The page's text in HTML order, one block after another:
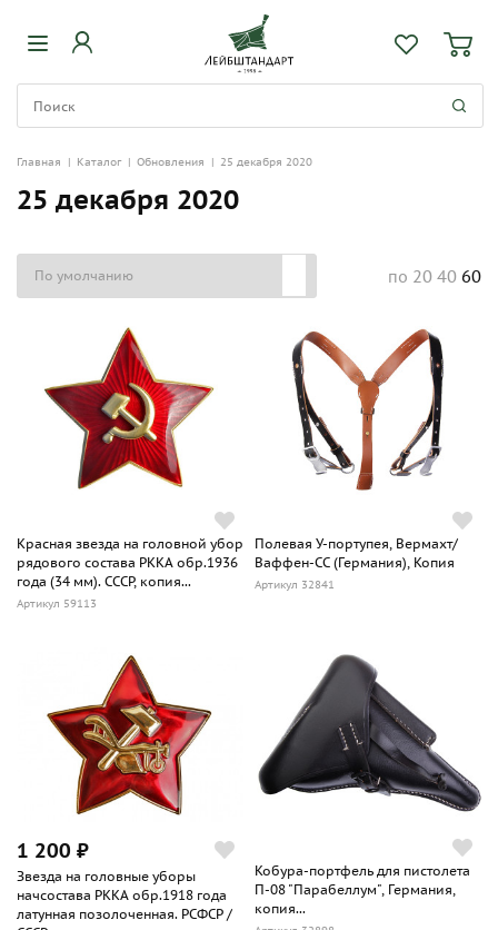
Главная | Каталог | Обновления | 25 декабря 2020
25 декабря 2020
по 20 40 60
Красная звезда на головной убор
рядового состава РККА обр.1936
года (34 мм). СССР, копия...
Артикул 59113
Полевая У-портупея, Вермахт/
Ваффен-СС (Германия), Копия
Артикул 32841
1 200 ₽
Звезда на головные уборы
начсостава РККА обр.1918 года
латунная позолоченная. РСФСР /
Кобура-портфель для пистолета
П-08 "Парабеллум", Германия,
копия...